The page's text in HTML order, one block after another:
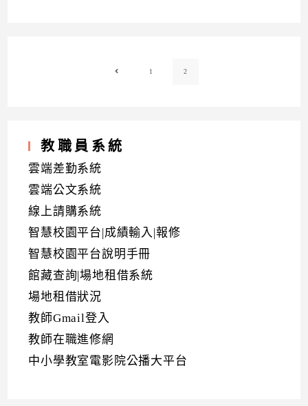
Go to the previous page
1 2
教職員系統
雲端差勤系統
雲端公文系統
線上請購系統
智慧校園平台|成績輸入|報修
智慧校園平台說明手冊
館藏查詢|場地租借系統
場地租借狀況
教師Gmail登入
教師在職進修網
中小學教室電影院公播大平台